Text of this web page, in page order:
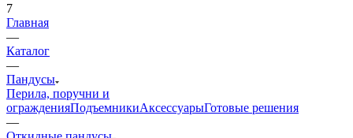
7
Главная
—
Каталог
—
Пандусы
Перила, поручни и
огражденияПодъемникиАксессуарыГотовые решения
—